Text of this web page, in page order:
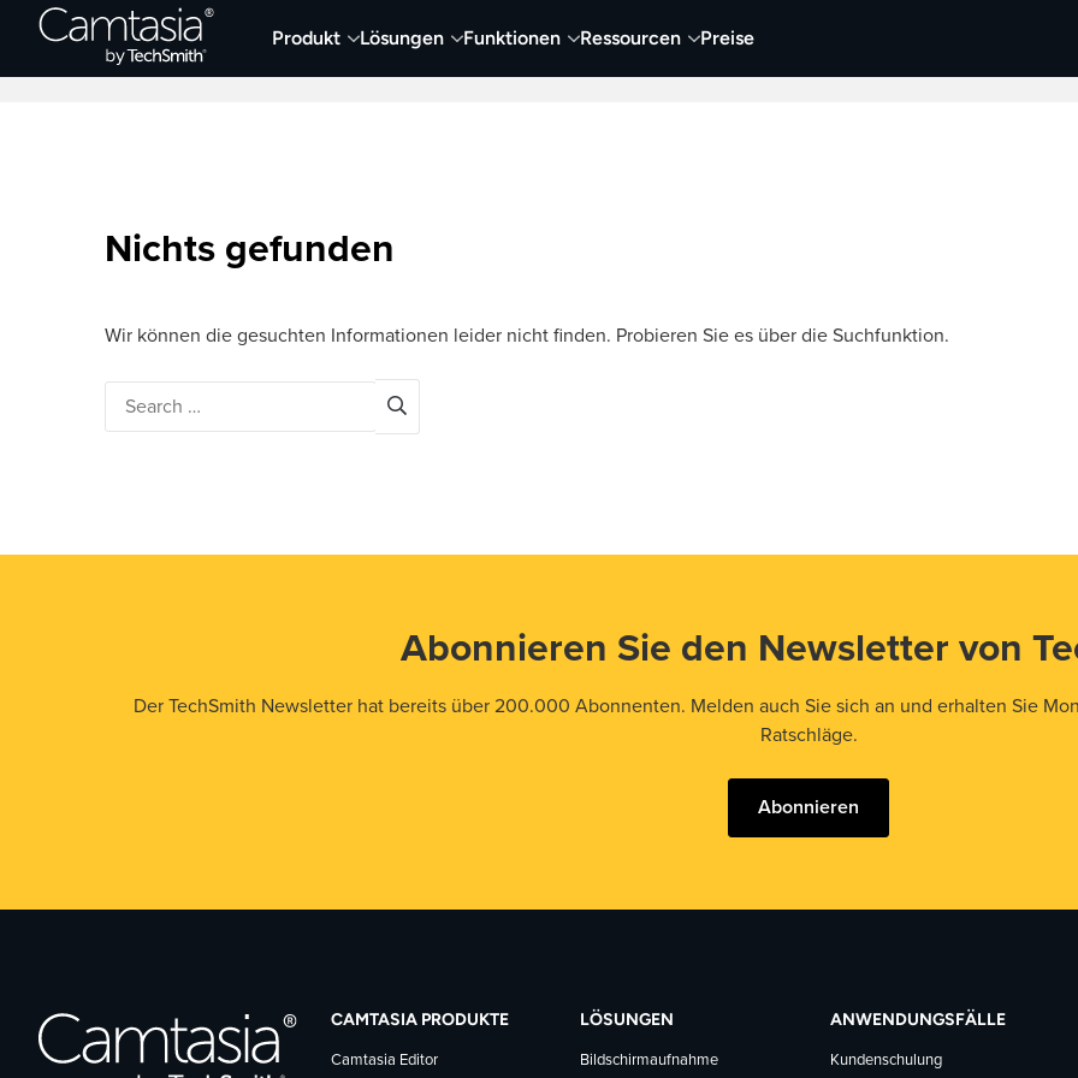
Direkt
Produkt Lösungen Funktionen Ressourcen Preise
Neueste Artikel Screen Capture und Aufnehmen Video Visueller Content
Nichts gefunden
Wir können die gesuchten Informationen leider nicht finden. Probieren Sie es über die Suchfunktion.
Abonnieren Sie den Newsletter von
Der TechSmith Newsletter hat bereits über 200.000 Abonnenten. Melden auch Sie sich an und erhalten Sie
Ratschläge.
Abonnieren
CAMTASIA PRODUKTE
Camtasia Editor
LÖSUNGEN
Bildschirmaufnahme
ANWENDUNGSFÄLLE
Kundenschulung